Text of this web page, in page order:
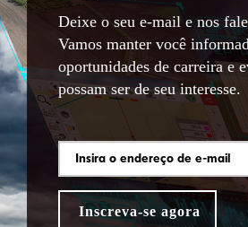
Deixe o seu e-mail e nos
Vamos manter você
oportunidades de carreira e
possam ser de seu interesse.